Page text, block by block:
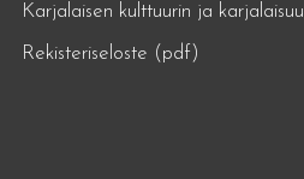
Karjalaisen kulttuurin ja
Rekisteriseloste (pdf)